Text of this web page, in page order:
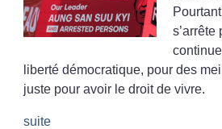
s’arrête
liberté démocratique, pour des
juste pour avoir le droit de vivre.
suite